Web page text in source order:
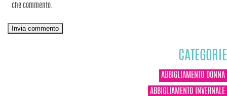
che commento.
CATEGORIE
ABBIGLIAMENTO DONNA
ABBIGLIAMENTO INVERNALE